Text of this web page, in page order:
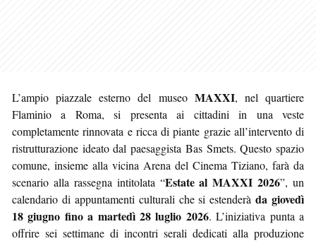
L’ampio piazzale esterno del museo MAXXI, nel quartiere
Flaminio a Roma, si presenta ai cittadini in una veste
completamente rinnovata e ricca di piante grazie all’intervento di
ristrutturazione ideato dal paesaggista Bas Smets. Questo spazio
comune, insieme alla vicina Arena del Cinema Tiziano, farà da
scenario alla rassegna intitolata “Estate al MAXXI 2026”, un
calendario di appuntamenti culturali che si estenderàda giovedì
18 giugno fino a martedì 28 luglio 2026. L’iniziativa punta a
offrire sei settimane di incontri serali dedicati alla produzione